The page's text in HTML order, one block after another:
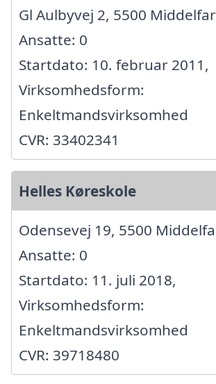
Gl Aulbyvej 2, 5500
Ansatte: 0
Startdato: 10. februar 2011,
Virksomhedsform:
Enkeltmandsvirksomhed
CVR: 33402341
Helles Køreskole
Odensevej 19, 5500
Ansatte: 0
Startdato: 11. juli 2018,
Virksomhedsform:
Enkeltmandsvirksomhed
CVR: 39718480